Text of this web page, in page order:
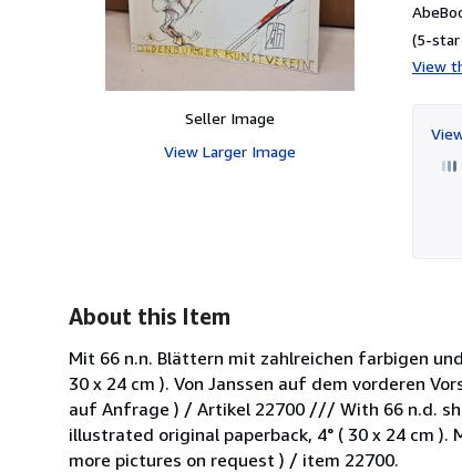
Seller Image
View Larger Image
(5-
View
About this Item
Mit 66 n.n. Blättern mit zahlreichen farbigen
30 x 24 cm ). Von Janssen auf dem vorderen
auf Anfrage ) / Artikel 22700 /// With 66 n.d.
illustrated original paperback, 4° ( 30 x 24 cm
more pictures on request ) / item 22700.